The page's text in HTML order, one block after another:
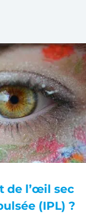
de l’œil sec
(IPL) ?